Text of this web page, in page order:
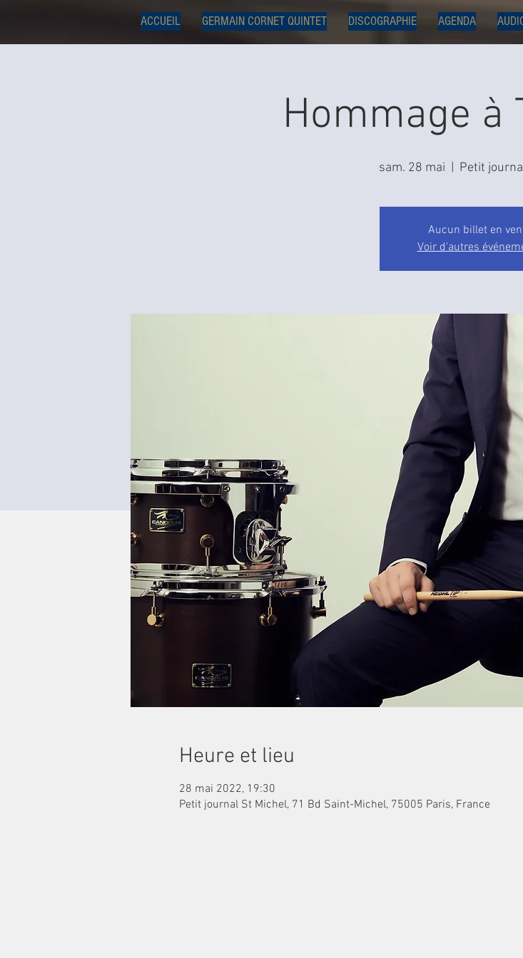
ACCUEIL GERMAIN CORNET QUINTET DISCOGRAPHIE AGENDA
Hommage à
sam. 28 mai Petit
Aucun billet en
Voir d'autres
Heure et lieu
28 mai 2022, 19:30
Petit journal St Michel, 71 Bd Saint-Michel, 75005 Paris, France